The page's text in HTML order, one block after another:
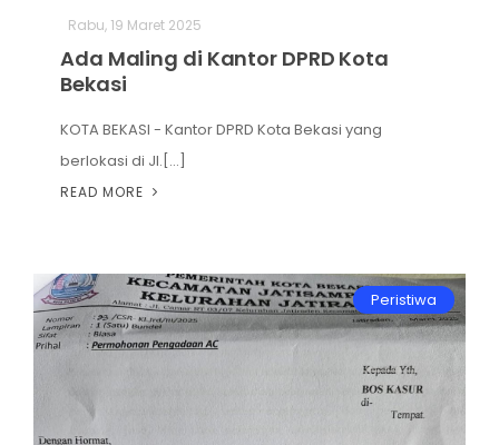
Rabu, 19 Maret 2025
Ada Maling di Kantor DPRD Kota
Bekasi
KOTA BEKASI - Kantor DPRD Kota Bekasi yang
berlokasi di Jl.[...]
READ MORE
Peristiwa